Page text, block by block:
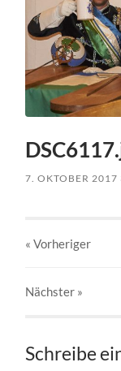
7. OKTOBER 2017
« Vorheriger
Nächster »
Schreibe